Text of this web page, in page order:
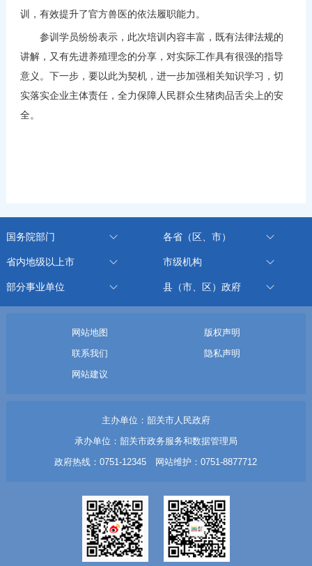
训，有效提升了官方兽医的依法履职能力。
参训学员纷纷表示，此次培训内容丰富，既有法律法规的
讲解，又有先进养殖理念的分享，对实际工作具有很强的指导
意义。下一步，要以此为契机，进一步加强相关知识学习，切
实落实企业主体责任，全力保障人民群众生猪肉品舌尖上的安
全。
国务院部门 各省（区、市）
省内地级以上市 市级机构
部分事业单位 县（市、区）政府
网站地图
版权声明
联系我们
隐私声明
网站建议
主办单位：韶关市人民政府
承办单位：韶关市政务服务和数据管理局
政府热线：0751-12345 网站维护：0751-8877712